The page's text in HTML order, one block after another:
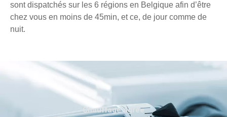
sont dispatchés sur les 6 régions en Belgique afin d’être
chez vous en moins de 45min, et ce, de jour comme de
nuit.
Chauffage agréé